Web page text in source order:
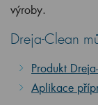
výroby.
Dreja-Clean
Produkt
Aplikace